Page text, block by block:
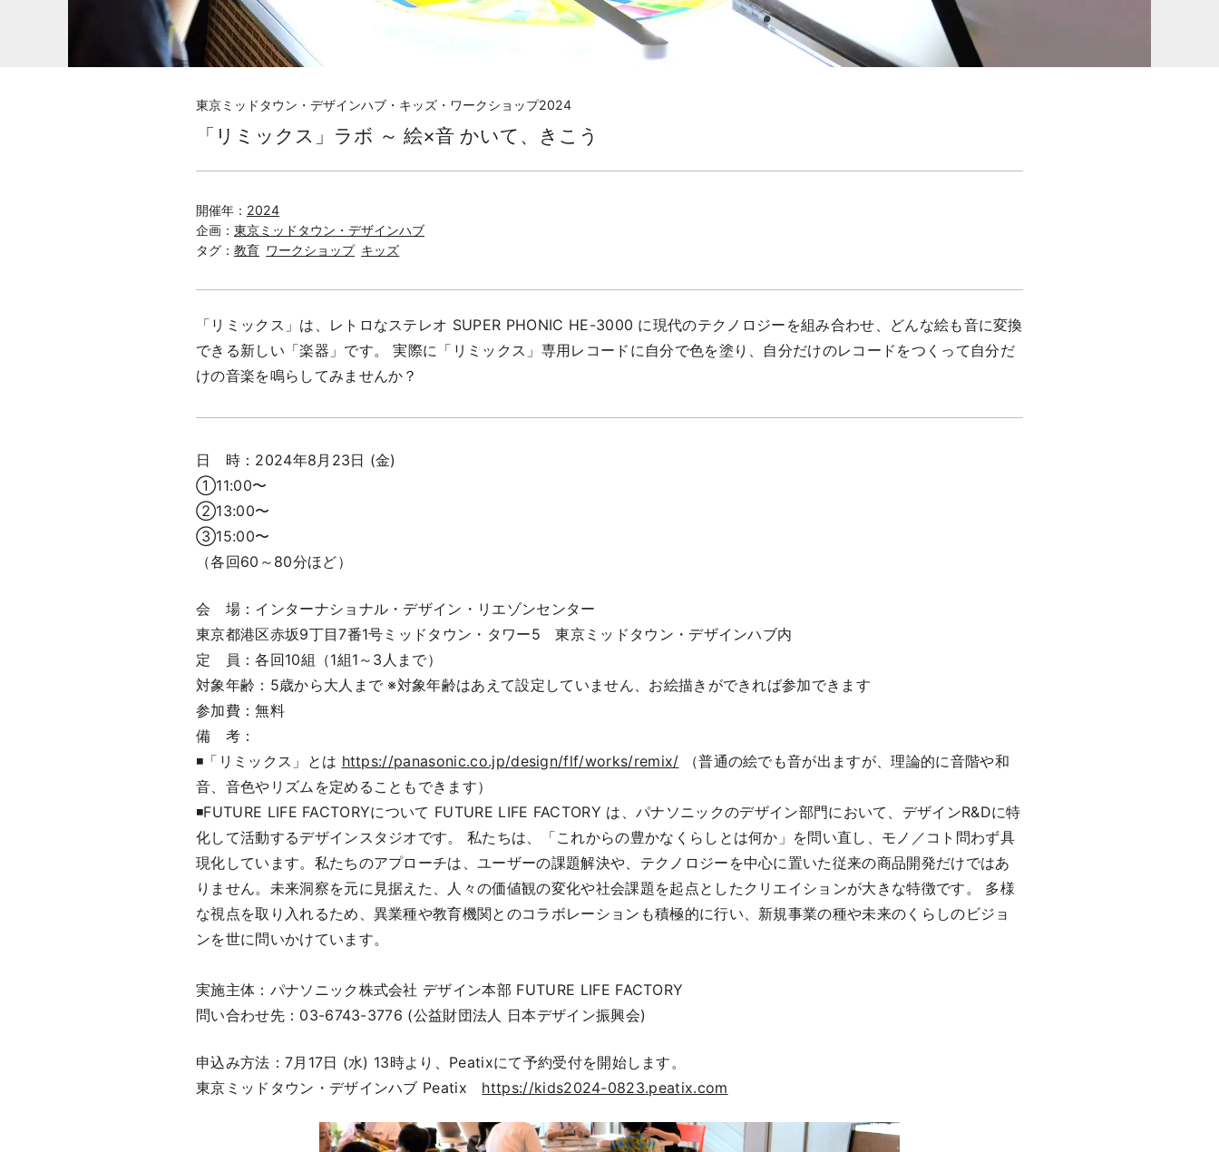
東京ミッドタウン・デザインハブ・キッズ・ワークショップ2024
「リミックス」ラボ ～ 絵×音 かいて、きこう
開催年： 2024
企画： 東京ミッドタウン・デザインハブ
タグ： 教育 ワークショップ キッズ
「リミックス」は、レトロなステレオ SUPER PHONIC HE-3000 に現代のテクノロジーを組み合わせ、どんな絵も音に変換
できる新しい「楽器」です。 実際に「リミックス」専用レコードに自分で色を塗り、自分だけのレコードをつくって自分だ
けの音楽を鳴らしてみませんか？
日 時：2024年8月23日 (金)
①11:00〜
②13:00〜
③15:00〜
（各回60～80分ほど）
会 場：インターナショナル・デザイン・リエゾンセンター
東京都港区赤坂9丁目7番1号ミッドタウン・タワー5 東京ミッドタウン・デザインハブ内
定 員：各回10組（1組1～3人まで）
対象年齢：5歳から大人まで ※対象年齢はあえて設定していません、お絵描きができれば参加できます
参加費：無料
備 考：
◾️「リミックス」とは https://panasonic.co.jp/design/flf/works/remix/ （普通の絵でも音が出ますが、理論的に音階や和
音、音色やリズムを定めることもできます）
◾️FUTURE LIFE FACTORYについて FUTURE LIFE FACTORY は、パナソニックのデザイン部門において、デザインR&Dに特
化して活動するデザインスタジオです。 私たちは、「これからの豊かなくらしとは何か」を問い直し、モノ／コト問わず具
現化しています。私たちのアプローチは、ユーザーの課題解決や、テクノロジーを中心に置いた従来の商品開発だけではあ
りません。未来洞察を元に見据えた、人々の価値観の変化や社会課題を起点としたクリエイションが大きな特徴です。 多様
な視点を取り入れるため、異業種や教育機関とのコラボレーションも積極的に行い、新規事業の種や未来のくらしのビジョ
ンを世に問いかけています。
実施主体：パナソニック株式会社 デザイン本部 FUTURE LIFE FACTORY
問い合わせ先：03-6743-3776 (公益財団法人 日本デザイン振興会)
申込み方法：7月17日 (水) 13時より、Peatixにて予約受付を開始します。
東京ミッドタウン・デザインハブ Peatix https://kids2024-0823.peatix.com